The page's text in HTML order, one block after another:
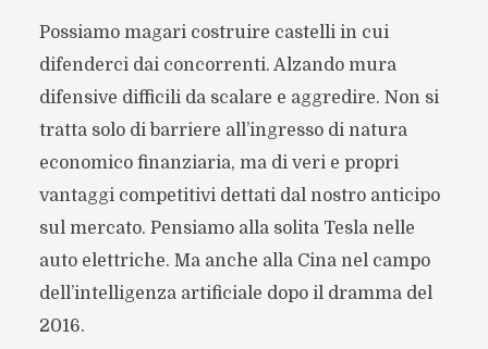
Possiamo magari costruire castelli in cui
difenderci dai concorrenti. Alzando mura
difensive difficili da scalare e aggredire. Non si
tratta solo di barriere all’ingresso di natura
economico finanziaria, ma di veri e propri
vantaggi competitivi dettati dal nostro anticipo
sul mercato. Pensiamo alla solita Tesla nelle
auto elettriche. Ma anche alla Cina nel campo
dell’intelligenza artificiale dopo il dramma del
2016.